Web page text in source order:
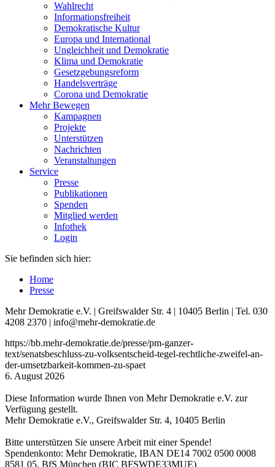
Wahlrecht
Informationsfreiheit
Demokratische Kultur
Europa und International
Ungleichheit und Demokratie
Klima und Demokratie
Gesetzgebungsreform
Handelsverträge
Corona und Demokratie
Mehr Bewegen
Kampagnen
Projekte
Unterstützen
Nachrichten
Veranstaltungen
Service
Presse
Publikationen
Spenden
Mitglied werden
Infothek
Login
Sie befinden sich hier:
Home
Presse
Mehr Demokratie e.V. | Greifswalder Str. 4 | 10405 Berlin | Tel. 030
4208 2370 | info@mehr-demokratie.de
https://bb.mehr-demokratie.de/presse/pm-ganzer-
text/senatsbeschluss-zu-volksentscheid-tegel-rechtliche-zweifel-an-
der-umsetzbarkeit-kommen-zu-spaet
6. August 2026
Diese Information wurde Ihnen von Mehr Demokratie e.V. zur
Verfügung gestellt.
Mehr Demokratie e.V., Greifswalder Str. 4, 10405 Berlin
Bitte unterstützen Sie unsere Arbeit mit einer Spende!
Spendenkonto: Mehr Demokratie, IBAN DE14 7002 0500 0008
8581 05, BfS München (BIC BFSWDE33MUE)